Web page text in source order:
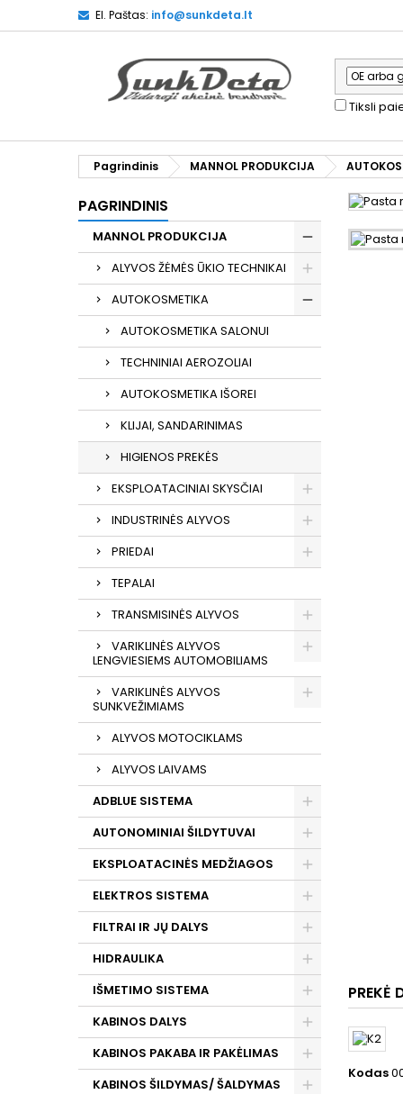
El. Paštas: info@sunkdeta.lt
Tiksli
Pagrindinis MANNOL PRODUKCIJA
PAGRINDINIS
MANNOL PRODUKCIJA
ALYVOS ŽĖMĖS ŪKIO TECHNIKAI
AUTOKOSMETIKA
AUTOKOSMETIKA SALONUI
TECHNINIAI AEROZOLIAI
AUTOKOSMETIKA IŠOREI
KLIJAI, SANDARINIMAS
HIGIENOS PREKĖS
EKSPLOATACINIAI SKYSČIAI
INDUSTRINĖS ALYVOS
PRIEDAI
TEPALAI
TRANSMISINĖS ALYVOS
VARIKLINĖS ALYVOS
LENGVIESIEMS AUTOMOBILIAMS
VARIKLINĖS ALYVOS
SUNKVEŽIMIAMS
ALYVOS MOTOCIKLAMS
ALYVOS LAIVAMS
ADBLUE SISTEMA
AUTONOMINIAI ŠILDYTUVAI
EKSPLOATACINĖS MEDŽIAGOS
ELEKTROS SISTEMA
FILTRAI IR JŲ DALYS
HIDRAULIKA
IŠMETIMO SISTEMA
KABINOS DALYS
KABINOS PAKABA IR PAKĖLIMAS
KABINOS ŠILDYMAS/ ŠALDYMAS
PREKĖ
Kodas